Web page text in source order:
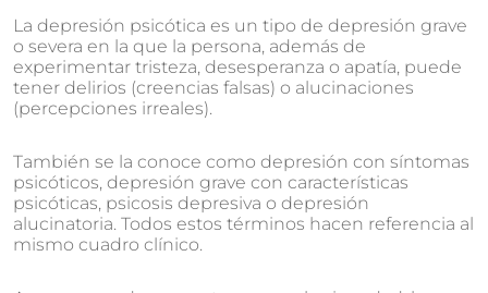
La depresión psicótica es un tipo de depresión grave
o severa en la que la persona, además de
experimentar tristeza, desesperanza o apatía, puede
tener delirios (creencias falsas) o alucinaciones
(percepciones irreales).
También se la conoce como depresión con síntomas
psicóticos, depresión grave con características
psicóticas, psicosis depresiva o depresión
alucinatoria. Todos estos términos hacen referencia al
mismo cuadro clínico.